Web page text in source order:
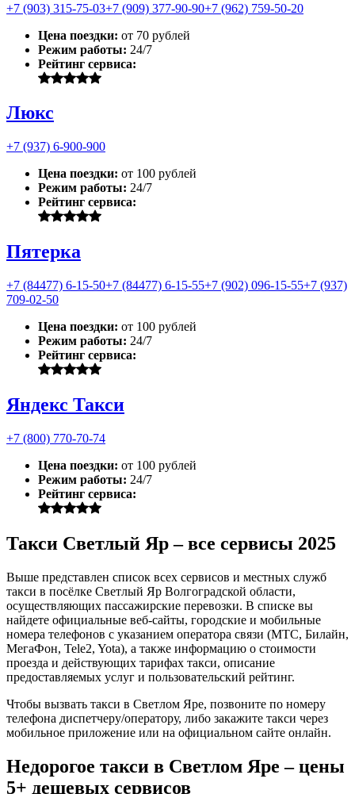
+7 (903) 315-75-03+7 (909) 377-90-90+7 (962) 759-50-20
Цена поездки: от 70 рублей
Режим работы: 24/7
Рейтинг сервиса:
Люкс
+7 (937) 6-900-900
Цена поездки: от 100 рублей
Режим работы: 24/7
Рейтинг сервиса:
Пятерка
+7 (84477) 6-15-50+7 (84477) 6-15-55+7 (902) 096-15-55+7 (937)
709-02-50
Цена поездки: от 100 рублей
Режим работы: 24/7
Рейтинг сервиса:
Яндекс Такси
+7 (800) 770-70-74
Цена поездки: от 100 рублей
Режим работы: 24/7
Рейтинг сервиса:
Такси Светлый Яр – все сервисы 2025
Выше представлен список всех сервисов и местных служб
такси в посёлке Светлый Яр Волгоградской области,
осуществляющих пассажирские перевозки. В списке вы
найдете официальные веб-сайты, городские и мобильные
номера телефонов с указанием оператора связи (МТС, Билайн,
МегаФон, Tele2, Yota), а также информацию о стоимости
проезда и действующих тарифах такси, описание
предоставляемых услуг и пользовательский рейтинг.
Чтобы вызвать такси в Светлом Яре, позвоните по номеру
телефона диспетчеру/оператору, либо закажите такси через
мобильное приложение или на официальном сайте онлайн.
Недорогое такси в Светлом Яре – цены
5+ дешевых сервисов